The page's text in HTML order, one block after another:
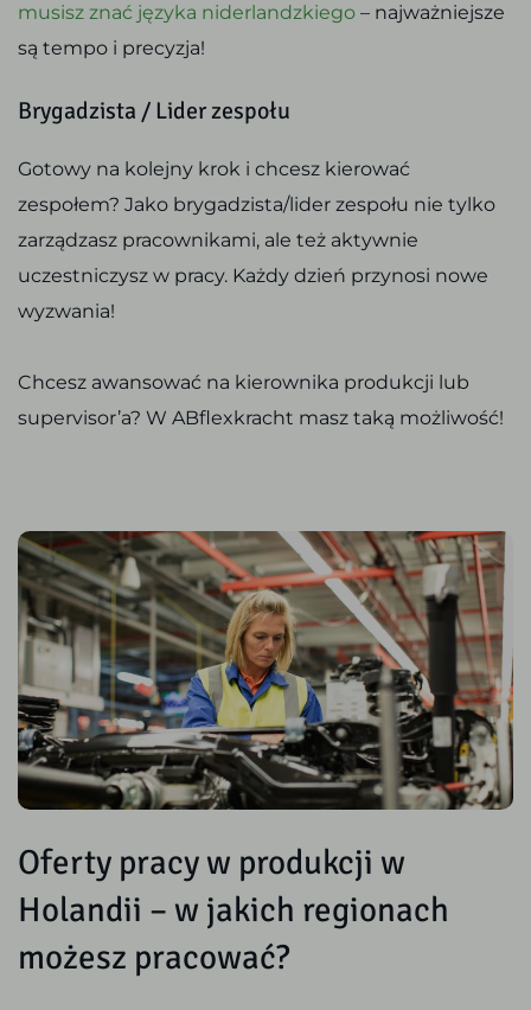
musisz znać języka niderlandzkiego – najważniejsze
są tempo i precyzja!
Brygadzista / Lider zespołu
Gotowy na kolejny krok i chcesz kierować
zespołem? Jako brygadzista/lider zespołu nie tylko
zarządzasz pracownikami, ale też aktywnie
uczestniczysz w pracy. Każdy dzień przynosi nowe
wyzwania!
Chcesz awansować na kierownika produkcji lub
supervisor’a? W ABflexkracht masz taką możliwość!
Oferty pracy w produkcji w
Holandii – w jakich regionach
możesz pracować?